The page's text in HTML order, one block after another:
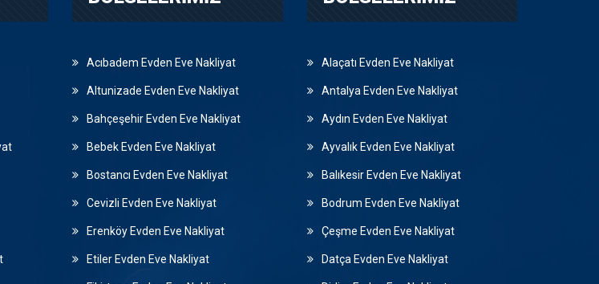
Acıbadem Evden Eve Nakliyat
Altunizade Evden Eve Nakliyat
Bahçeşehir Evden Eve Nakliyat
Bebek Evden Eve Nakliyat
Bostancı Evden Eve Nakliyat
Cevizli Evden Eve Nakliyat
Erenköy Evden Eve Nakliyat
Etiler Evden Eve Nakliyat
Alaçatı Evden Eve Nakliyat
Antalya Evden Eve Nakliyat
Aydın Evden Eve Nakliyat
Ayvalık Evden Eve Nakliyat
Balıkesir Evden Eve Nakliyat
Bodrum Evden Eve Nakliyat
Çeşme Evden Eve Nakliyat
Datça Evden Eve Nakliyat